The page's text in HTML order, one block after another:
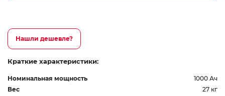
Нашли дешевле?
Краткие характеристики:
Номинальная мощность
1000 Ач
Вес
27 кг